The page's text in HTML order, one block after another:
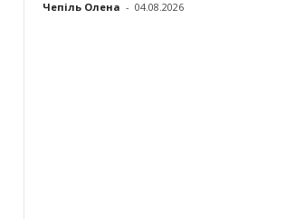
Чепіль Олена - 04.08.2026